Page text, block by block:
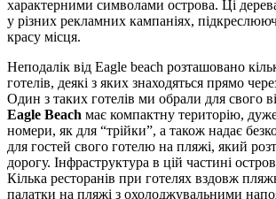
характерними символами острова. Ці
у різних рекламних кампаніях,
красу місця.
Неподалік від Eagle beach розташовано
готелів, деякі з яких знаходяться прямо
Один з таких готелів ми обрали для свого
Eagle Beach має компактну територію,
номери, як для “трійки”, а також надає
для гостей свого готелю на пляжі, який
дорогу. Інфраструктура в цій частині
Кілька ресторанів при готелях вздовж
палатки на пляжі з охолоджувальними